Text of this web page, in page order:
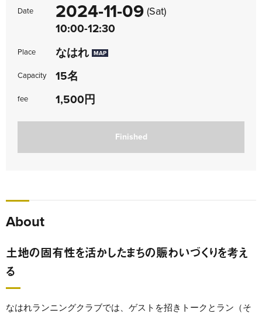
Date 2024-11-09 (Sat)
10:00-12:30
Place なはれ MAP
Capacity 15名
fee 1,500円
Finished
About
土地の固有性を活かしたまちの賑わいづくりを考え
る
なはれランニングクラブでは、ゲストを招きトークとラン（そ